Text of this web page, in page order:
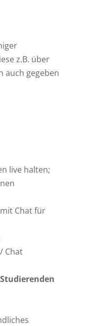
z.B. über
auch gegeben
live halten;
Chat für
Chat